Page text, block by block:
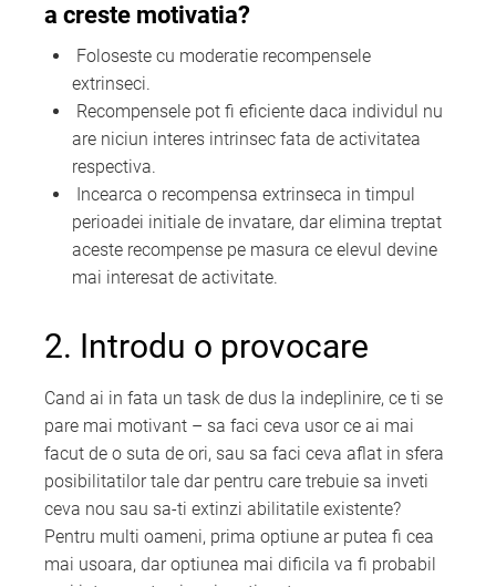
a creste motivatia?
Foloseste cu moderatie recompensele
extrinseci.
Recompensele pot fi eficiente daca individul nu
are niciun interes intrinsec fata de activitatea
respectiva.
Incearca o recompensa extrinseca in timpul
perioadei initiale de invatare, dar elimina treptat
aceste recompense pe masura ce elevul devine
mai interesat de activitate.
2. Introdu o provocare
Cand ai in fata un task de dus la indeplinire, ce ti se
pare mai motivant – sa faci ceva usor ce ai mai
facut de o suta de ori, sau sa faci ceva aflat in sfera
posibilitatilor tale dar pentru care trebuie sa inveti
ceva nou sau sa-ti extinzi abilitatile existente?
Pentru multi oameni, prima optiune ar putea fi cea
mai usoara, dar optiunea mai dificila va fi probabil